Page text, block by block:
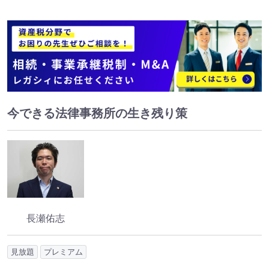
今できる法律事務所の生き残り策
長瀬佑志
見放題 プレミアム